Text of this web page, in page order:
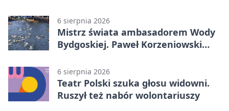
6 sierpnia 2026
Mistrz świata ambasadorem Wody
Bydgoskiej. Paweł Korzeniowski
6 sierpnia 2026
Teatr Polski szuka głosu widowni.
Ruszył też nabór wolontariuszy